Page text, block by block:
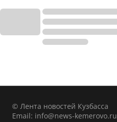
© Лента новостей Кузбасса
Email: info@news-kemerovo.ru